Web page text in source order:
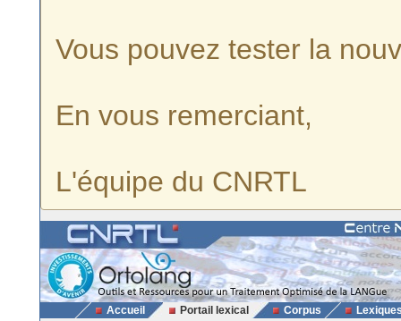
Vous pouvez tester la
En vous remerciant,
L'équipe du CNRTL
Accueil Portail lexical Corpus